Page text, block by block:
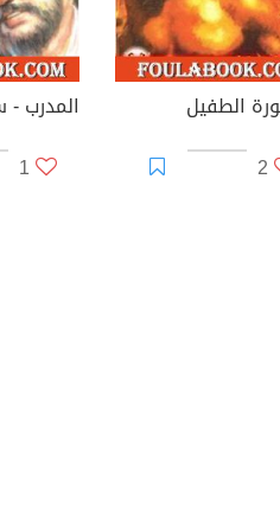
الطفيل
2
1